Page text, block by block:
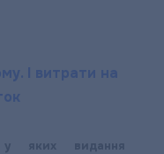
після
І витрати на
у яких видання